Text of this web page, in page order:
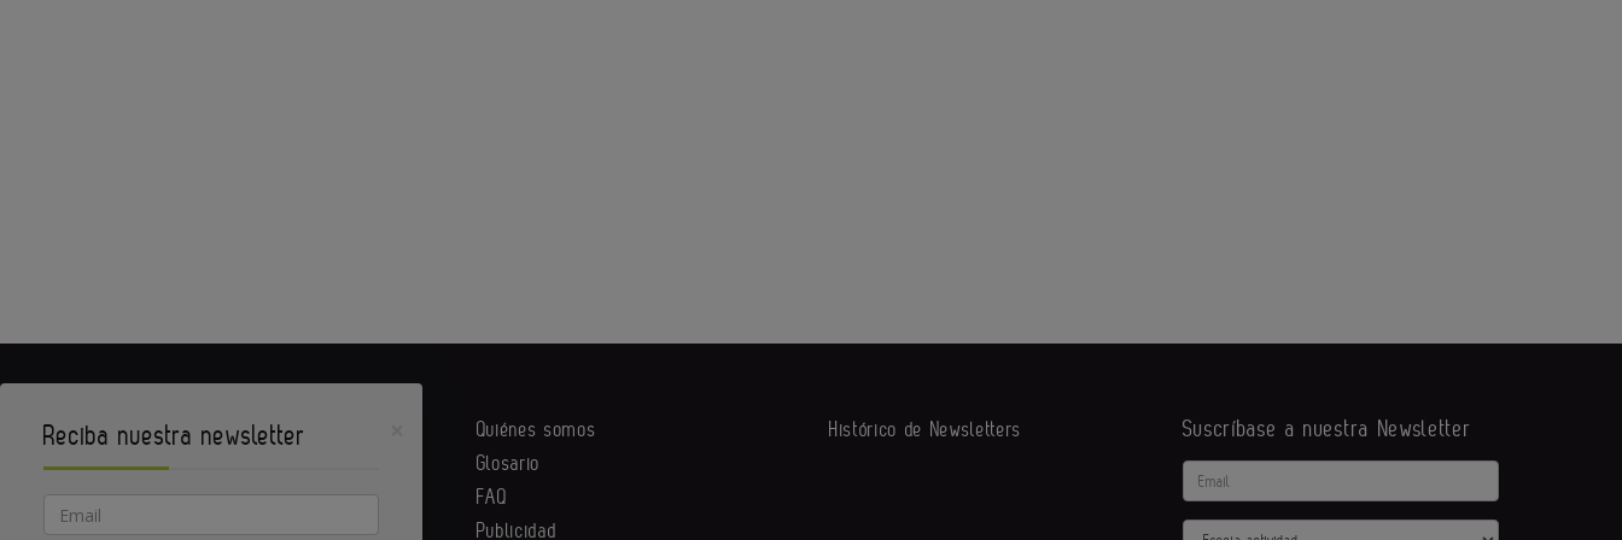
Quiénes somos
Glosario
FAQ
Publicidad
Histórico de Newsletters Suscríbase a nuestra Newsletter
Email
Actividad
Reciba nuestra newsletter
Email